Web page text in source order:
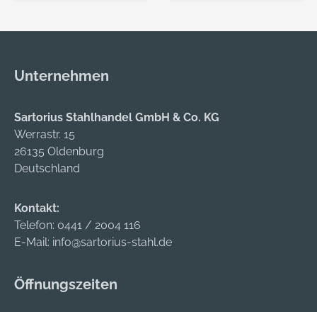
Reißverschluss •
seitliche Durchgriffe •
Rückenteil Material:
100 % Baumwolle,
290 g/m²
Durchgriffe • Zwei
Diagonal-Köper, 290
Unternehmen
Sartorius Stahlhandel GmbH & Co. KG
Werrastr. 15
26135 Oldenburg
Deutschland
Kontakt:
Telefon: 0441 / 2004 116
E-Mail: info@sartorius-stahl.de
Öffnungszeiten